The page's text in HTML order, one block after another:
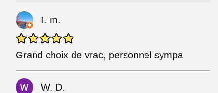
I. m.
Grand choix de vrac, personnel sympa
W. D.